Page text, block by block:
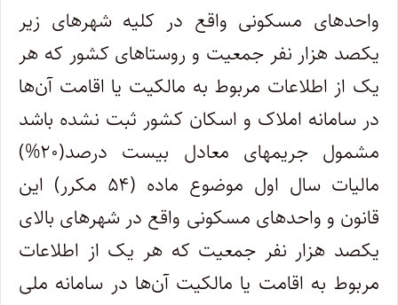
واحدهای مسکونی واقع در کلیه شهرهای زیر
یکصد هزار نفر جمعیت و روستاهای کشور که هر
یک از اطلاعات مربوط به مالکیت یا اقامت آن‌ها
در سامانه املاک و اسکان کشور ثبت نشده باشد
مشمول جریمه‏ای معادل بیست درصد(۲۰%)
مالیات سال اول موضوع ماده (۵۴ مکرر) این
قانون و واحدهای مسکونی واقع در شهرهای بالای
یکصد هزار نفر جمعیت که هر یک از اطلاعات
مربوط به اقامت یا مالکیت آن‌ها در سامانه ملی